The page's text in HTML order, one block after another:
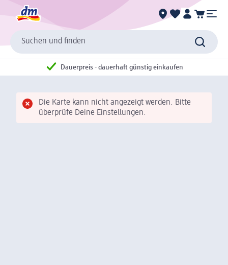
Suchen und finden
Dauerpreis - dauerhaft günstig einkaufen
Die Karte kann nicht angezeigt werden. Bitte
überprüfe Deine Einstellungen.